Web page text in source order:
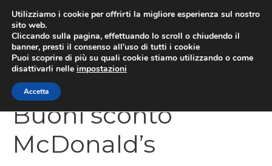
contenuto
Buoni sconto
McDonald’s
Utilizziamo i cookie per offrirti la migliore esperienza sul nostro
sito web.
Cliccando sulla pagina, effettuando lo scroll o chiudendo il
banner, presti il consenso all’uso di tutti i cookie
Puoi scoprire di più su quali cookie stiamo utilizzando o come
disattivarli nelle impostazioni
Accetta